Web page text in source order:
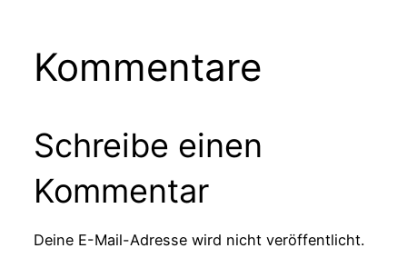
Kommentare
Schreibe einen
Kommentar
Deine E-Mail-Adresse wird nicht veröffentlicht.